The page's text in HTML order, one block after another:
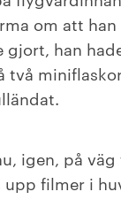
om att
han
två
igen, på
upp filmer i